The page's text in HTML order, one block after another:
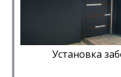
Установка